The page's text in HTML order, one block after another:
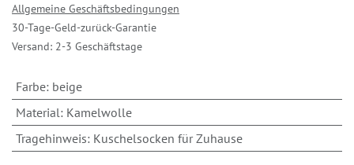
Allgemeine Geschäftsbedingungen
30-Tage-Geld-zurück-Garantie
Versand: 2-3 Geschäftstage
Farbe: beige
Material: Kamelwolle
Tragehinweis: Kuschelsocken für Zuhause